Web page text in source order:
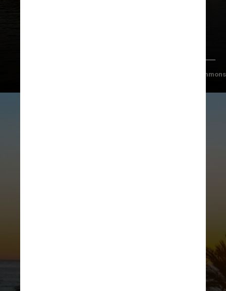
SAC/Wikimediacommons